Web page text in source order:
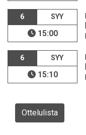
6 SYY
15:00
6 SYY
15:10
Ottelulista